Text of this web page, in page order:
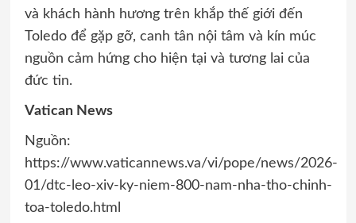
và khách hành hương trên khắp thế giới đến
Toledo để gặp gỡ, canh tân nội tâm và kín múc
nguồn cảm hứng cho hiện tại và tương lai của
đức tin.
Vatican News
Nguồn:
https://www.vaticannews.va/vi/pope/news/2026-
01/dtc-leo-xiv-ky-niem-800-nam-nha-tho-chinh-
toa-toledo.html